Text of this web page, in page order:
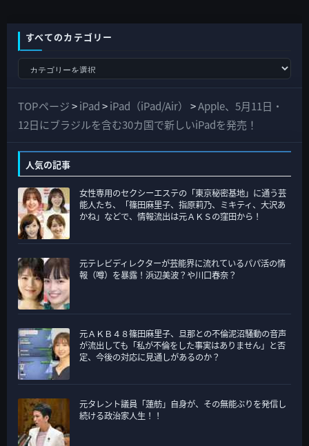
すべてのカテゴリー
て
の
ゴ
リ
ー
TOPページ>iPad>iPad（iPad/Air） >Apple、5月11日・
12日にブラジルを含む30カ国で新しいiPadを発売！
人気の記事
女性専用のセクシーエステの「東京秘密基地」に通う芸
能人たち、「篠田麻里子、指原莉乃、ミキティ、大沢あ
かね」などで、情報流出は元ＡＫＳの窪田から！
元テレビディレクターが芸能界に流れているパパ活の情
報（噂）を暴露！浜辺美波？や川口春奈？
元ＡＫＢ４８篠田麻里子、旦那との不倫泥沼騒動の音声
が流出しても「私が不倫をした事実はありません」と否
定、今後の対応に見通しがあるのか？
元タレント議員「蓮舫」自身が、その無能ぶりを発信し
続ける政治家人生！！